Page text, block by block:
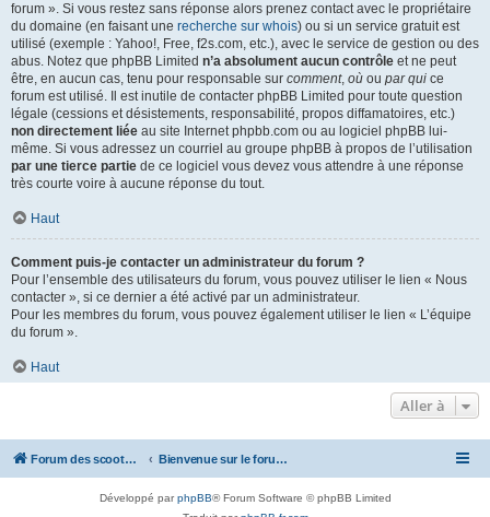
forum ». Si vous restez sans réponse alors prenez contact avec le propriétaire
du domaine (en faisant une recherche sur whois) ou si un service gratuit est
utilisé (exemple : Yahoo!, Free, f2s.com, etc.), avec le service de gestion ou des
abus. Notez que phpBB Limited n’a absolument aucun contrôle et ne peut
être, en aucun cas, tenu pour responsable sur comment, où ou par qui ce
forum est utilisé. Il est inutile de contacter phpBB Limited pour toute question
légale (cessions et désistements, responsabilité, propos diffamatoires, etc.)
non directement liée au site Internet phpbb.com ou au logiciel phpBB lui-
même. Si vous adressez un courriel au groupe phpBB à propos de l’utilisation
par une tierce partie de ce logiciel vous devez vous attendre à une réponse
très courte voire à aucune réponse du tout.
Haut
Comment puis-je contacter un administrateur du forum ?
Pour l’ensemble des utilisateurs du forum, vous pouvez utiliser le lien « Nous
contacter », si ce dernier a été activé par un administrateur.
Pour les membres du forum, vous pouvez également utiliser le lien « L’équipe
du forum ».
Haut
Aller à
Forum des scooters SYM - GTS -MAXSYM - CRUISYM - JOYMAX - Maxsym TL Bienvenue sur le forum des scooters de la gamme SYM
Développé parphpBB® Forum Software © phpBB Limited